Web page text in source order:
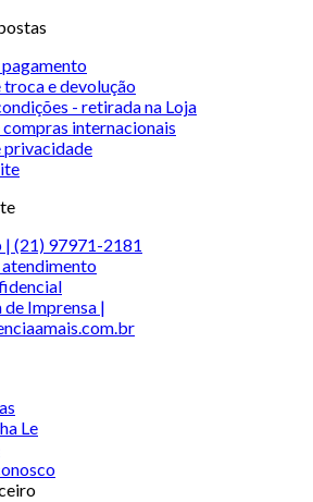
pagamento
e devolução
- retirada na Loja
compras internacionais
privacidade
(21) 97971-2181
de Imprensa |
Le